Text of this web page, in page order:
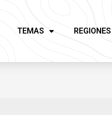
TEMAS REGIONES